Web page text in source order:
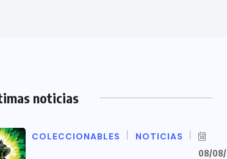
noticias
COLECCIONABLES NOTICIAS
08/